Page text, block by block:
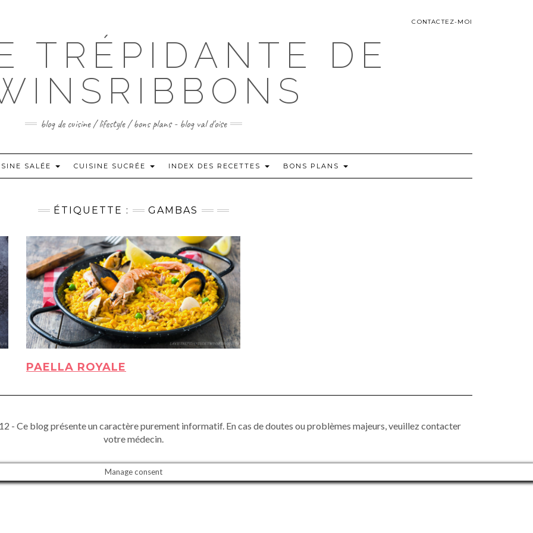
CONTACTEZ-MOI
TRÉPIDANTE DE
blog de cuisine / lifestyle / bons plans - blog val d'oise
SALÉE CUISINE SUCRÉE INDEX DES RECETTES BONS PLANS
ÉTIQUETTE : GAMBAS
PAELLA ROYALE
- Ce blog présente un caractère purement informatif. En cas de doutes ou problèmes majeurs, veuillez contacter
votre médecin.
Manage consent